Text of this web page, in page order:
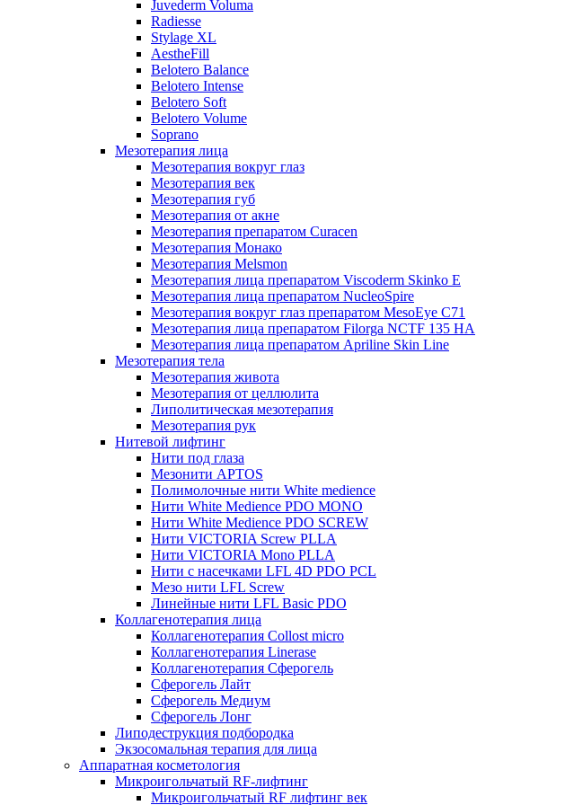
Juvederm Voluma
Radiesse
Stylage XL
AestheFill
Belotero Balance
Belotero Intense
Belotero Soft
Belotero Volume
Soprano
Мезотерапия лица
Мезотерапия вокруг глаз
Мезотерапия век
Мезотерапия губ
Мезотерапия от акне
Мезотерапия препаратом Curacen
Мезотерапия Монако
Мезотерапия Melsmon
Мезотерапия лица препаратом Viscoderm Skinko E
Мезотерапия лица препаратом NucleoSpire
Мезотерапия вокруг глаз препаратом MesoEye С71
Мезотерапия лица препаратом Filorga NCTF 135 HA
Мезотерапия лица препаратом Apriline Skin Line
Мезотерапия тела
Мезотерапия живота
Мезотерапия от целлюлита
Липолитическая мезотерапия
Мезотерапия рук
Нитевой лифтинг
Нити под глаза
Мезонити APTOS
Полимолочные нити White medience
Нити White Medience PDO MONO
Нити White Medience PDO SCREW
Нити VICTORIA Screw PLLA
Нити VICTORIA Mono PLLA
Нити с насечками LFL 4D PDO PCL
Мезо нити LFL Screw
Линейные нити LFL Basic PDO
Коллагенотерапия лица
Коллагенотерапия Collost micro
Коллагенотерапия Linerase
Коллагенотерапия Сферогель
Сферогель Лайт
Сферогель Медиум
Сферогель Лонг
Липодеструкция подбородка
Экзосомальная терапия для лица
Аппаратная косметология
Микроигольчатый RF-лифтинг
Микроигольчатый RF лифтинг век